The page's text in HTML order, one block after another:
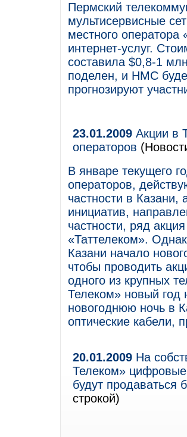
Пермский
мультисервисные
местного
интернет-услуг.
составила $0,8-1
поделен, и НМС
прогнозируют
23.01.2009 Акции в
операторов
В январе текущего
операторов,
частности в Казани,
инициатив,
частности, ряд
«Таттелеком».
Казани начало
чтобы проводить
одного из крупных
Телеком» новый год
новогоднюю ночь в
оптические кабели,
20.01.2009 На
Телеком»
будут продаваться
строкой)